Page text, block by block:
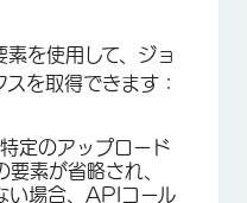
を使用して、ジョ
を取得できます：
特定のアップロード
素が省略され、
い場合、APIコール